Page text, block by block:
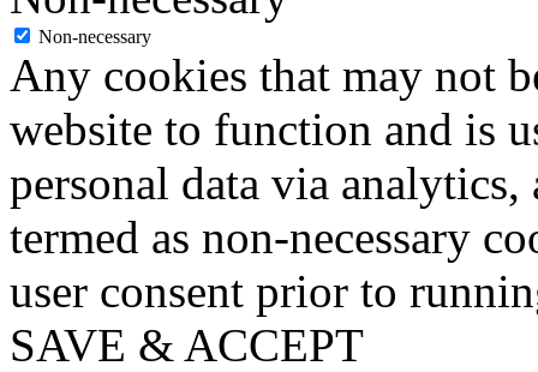
Non-necessary
Any cookies that may not
website to function and is
personal data via analytics,
termed as non-necessary
user consent prior to
SAVE & ACCEPT